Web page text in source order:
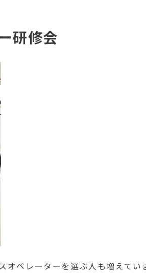
研修会
オペレーターを選ぶ人も増えてい